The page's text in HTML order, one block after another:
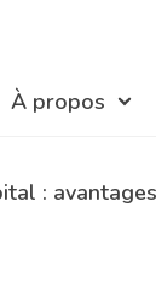
À propos
: